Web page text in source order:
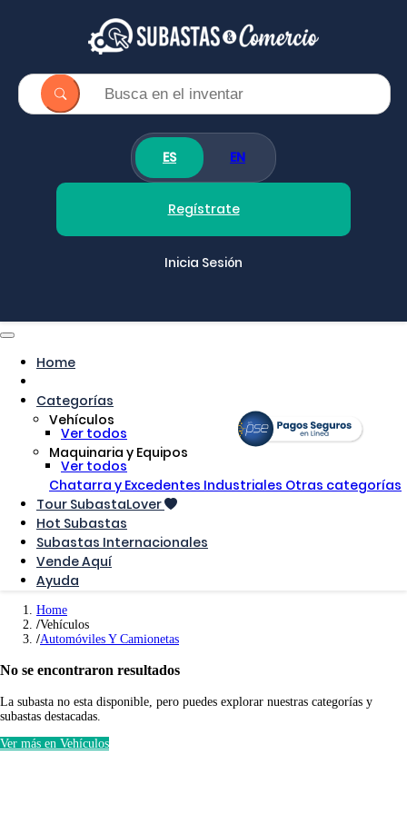
ES EN
Regístrate
Inicia Sesión
Home
Categorías
Vehículos
Ver todos
Maquinaria y Equipos
Ver todos
Chatarra y Excedentes Industriales Otras categorías
Tour SubastaLover
Hot Subastas
Subastas Internacionales
Vende Aquí
Ayuda
Home
Vehículos
Automóviles Y Camionetas
No se encontraron resultados
La subasta no esta disponible, pero puedes explorar nuestras categorías y
subastas destacadas.
Ver más en Vehículos